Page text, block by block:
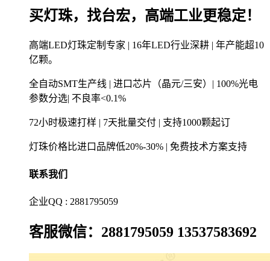
买灯珠，找台宏，高端工业更稳定！
高端LED灯珠定制专家 | 16年LED行业深耕 | 年产能超10
亿颗。
全自动SMT生产线 | 进口芯片（晶元/三安）| 100%光电
参数分选| 不良率<0.1%
72小时极速打样 | 7天批量交付 | 支持1000颗起订
灯珠价格比进口品牌低20%-30% | 免费技术方案支持
联系我们
企业QQ : 2881795059
客服微信：2881795059 13537583692